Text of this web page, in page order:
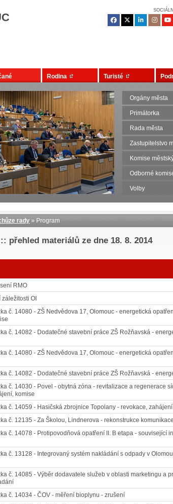
Rodina Turisté
Orgány města
Primátorka
Rada města
Zastupitelstvo
Komise
Odborné
Volby
rady » Program
přehled materiálů ze dne 18. 8. 2014
RMO
OI
č. 14080 - ZŠ Nedvědova 17, Olomouc - energetická
č. 14082 - Dodatečné stavební práce ZŠ Rožňavská -
č. 14080 - ZŠ Nedvědova 17, Olomouc - energetická
č. 14082 - Dodatečné stavební práce ZŠ Rožňavská -
č. 14030 - Povel - obytná zóna - revitalizace a regenerace
komise
č. 14059 - Hasičská zbrojnice Topolany - revokace, zahájení
č. 12135 - Za Školou, Lindnerova - rekonstrukce
č. 14078 - Protipovodňová opatření II. B etapa - související
č. 13128 - Integrovaný systém nakládání s odpady v
č. 14085 - Výběr dodavatele služeb v oblasti marketingu a
č. 14034 - ČOV - měření bioplynu - zrušení